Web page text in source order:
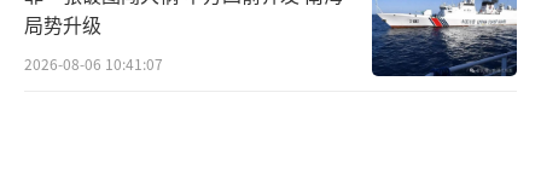
局势升级
2026-08-06 10:41:07